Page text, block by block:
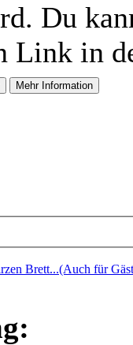
Du
Link in
Brett...(Auch für